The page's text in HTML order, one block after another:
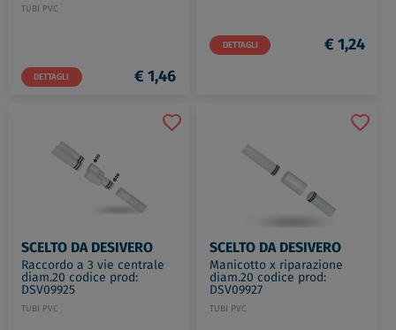
TUBI PVC
DETTAGLI € 1,46
DETTAGLI € 1,24
SCELTO DA DESIVERO
Raccordo a 3 vie centrale
diam.20 codice prod:
DSV09925
TUBI PVC
SCELTO DA DESIVERO
Manicotto x riparazione
diam.20 codice prod:
DSV09927
TUBI PVC